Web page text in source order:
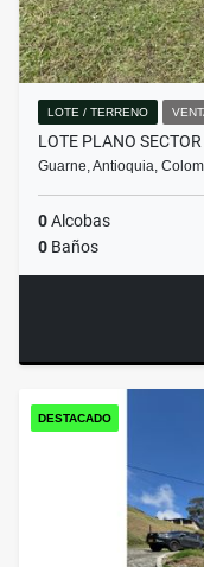
LOTE / TERRENO
LOTE PLANO
Guarne, Antioquia,
0Alcobas
0 Baños
DESTACADO